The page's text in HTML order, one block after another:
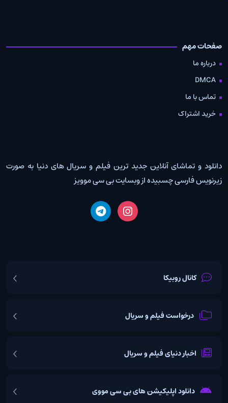
صفحات مهم
درباره ما
DMCA
تماس با ما
خرید اشتراک
دانلود و تماشای آنلاین جدید ترین فیلم و سریال های دنیا به صورت
زیرنویس فارسی چسبیده از وبسایت بی سی موویز
کانال روبیکا
درخواست فیلم و سریال
اخبار دنیای فیلم و سریال
دانلود اپلیکیشن های بی سی مووی